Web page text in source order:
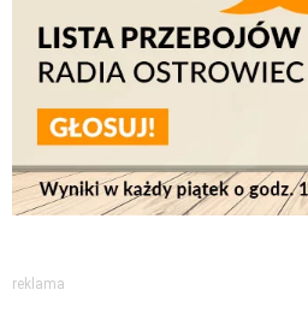
reklama